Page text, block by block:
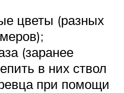
цветы (разных
(заранее
в них ствол
при помощи